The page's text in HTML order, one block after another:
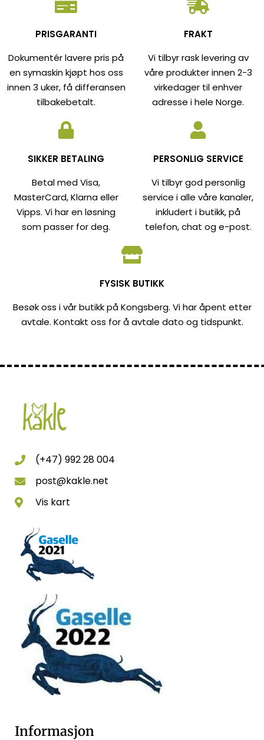
PRISGARANTI
Dokumentér lavere pris på
en symaskin kjøpt hos oss
innen 3 uker, få differansen
tilbakebetalt.
FRAKT
Vi tilbyr rask levering av
våre produkter innen 2-3
virkedager til enhver
adresse i hele Norge.
SIKKER BETALING
Betal med Visa,
MasterCard, Klarna eller
Vipps. Vi har en løsning
som passer for deg.
PERSONLIG SERVICE
Vi tilbyr god personlig
service i alle våre kanaler,
inkludert i butikk, på
telefon, chat og e-post.
FYSISK BUTIKK
Besøk oss i vår butikk på Kongsberg. Vi har åpent etter
avtale. Kontakt oss for å avtale dato og tidspunkt.
(+47) 992 28 004
post@kakle.net
Vis kart
Informasjon